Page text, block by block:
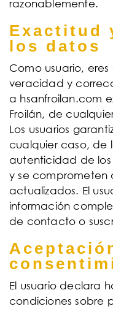
razonablemente.
Exactitud
los datos
Como usuario,
veracidad y
a hsanfroilan.com
Froilán, de
Los usuarios
cualquier caso, de
autenticidad de
y se comprometen
actualizados. El
información
de contacto o
El usuario declara
condiciones sobre